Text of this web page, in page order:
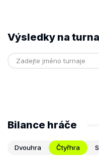
Výsledky na
Bilance hráče
Dvouhra Čtyřhra